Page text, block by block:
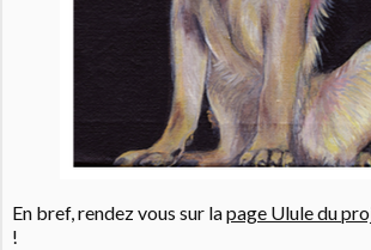
En bref, rendez vous sur lapage Ulule du
!